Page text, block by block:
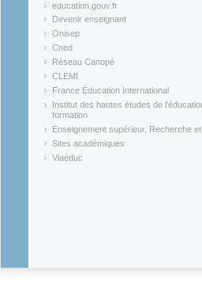
education.gouv.fr
(link is external)
Devenir enseignant
(link is external)
Onisep
(link is external)
Cned
(link is external)
Réseau Canopé
(link is external)
CLEMI
(link is external)
France Éducation International
(link is external)
Institut des hautes études de
formation
(link is external)
Enseignement supérieur, Recherche
(link is external)
Sites académiques
(link is external)
Viaéduc